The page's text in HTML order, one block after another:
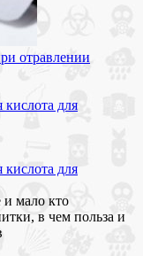
отравлении
для
для
и мало кто
в чем польза и